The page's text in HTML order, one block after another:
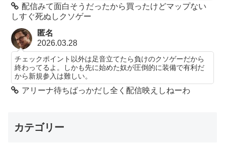
配信みて面白そうだったから買ったけどマップない
しすぐ死ぬしクソゲー
匿名
2026.03.28
チェックポイント以外は足音立てたら負けのクソゲーだから
終わってるよ。しかも先に始めた奴が圧倒的に装備で有利だ
から新規参入は難しい。
アリーナ待ちばっかだし全く配信映えしねーわ
カテゴリー